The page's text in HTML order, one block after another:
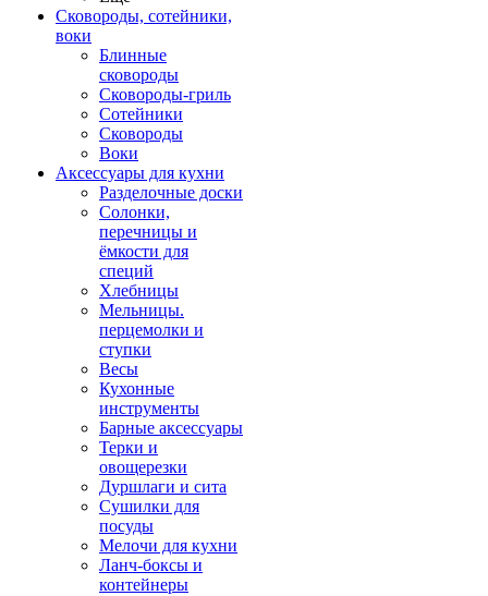
Сковороды, сотейники,
воки
Блинные
сковороды
Сковороды-гриль
Сотейники
Сковороды
Воки
Аксессуары для кухни
Разделочные доски
Солонки,
перечницы и
ёмкости для
специй
Хлебницы
Мельницы.
перцемолки и
ступки
Весы
Кухонные
инструменты
Барные аксессуары
Терки и
овощерезки
Дуршлаги и сита
Сушилки для
посуды
Мелочи для кухни
Ланч-боксы и
контейнеры